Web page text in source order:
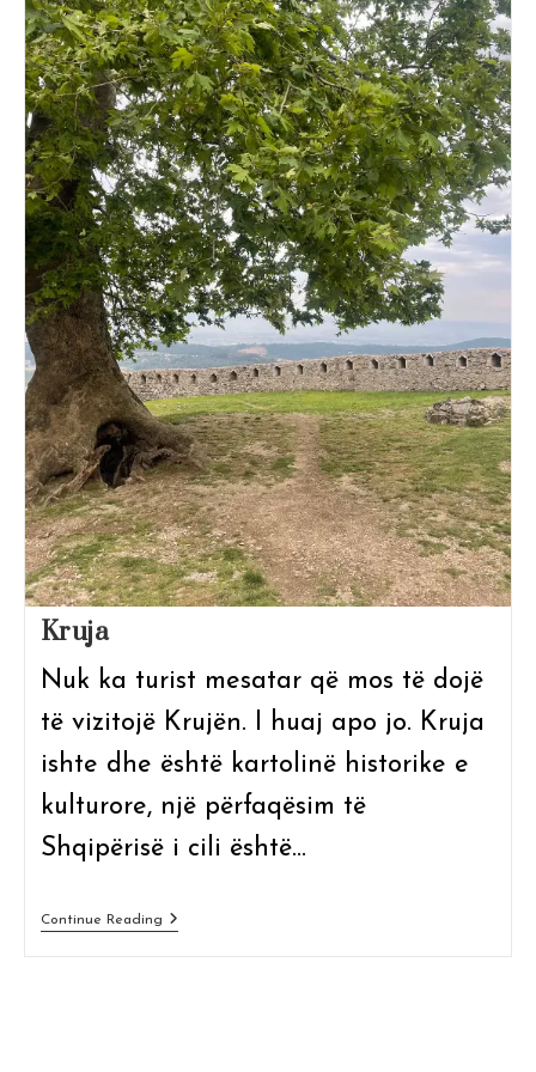
Kruja
Nuk ka turist mesatar që mos të dojë
të vizitojë Krujën. I huaj apo jo. Kruja
ishte dhe është kartolinë historike e
kulturore, një përfaqësim të
Shqipërisë i cili është…
Continue ReadingKruja